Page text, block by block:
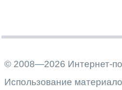
© 2008—2026 Интернет-
Использование